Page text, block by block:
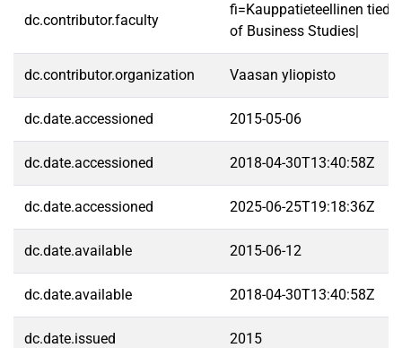
dc.contributor.faculty
fi=Kauppatieteellinen
of Business Studies|
dc.contributor.organization Vaasan yliopisto
dc.date.accessioned 2015-05-06
dc.date.accessioned 2018-04-30T13:40:58Z
dc.date.accessioned 2025-06-25T19:18:36Z
dc.date.available 2015-06-12
dc.date.available 2018-04-30T13:40:58Z
dc.date.issued 2015